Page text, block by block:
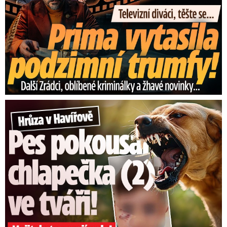
stanovené lhůtě automaticky postoupeno
nadřízenému orgánu, který případ posoudí a
vydá plnohodnotné rozhodnutí,“ uvedl
prezident komoryVladimír Dlouhý.
Topolánek slaví 65: Dvě ženy,
Dalík i Klausova SMS. Vládě
vytkl „sr*čky, ve kterých ...
Komora podle něj sice celkový výsledek
kvituje, nicméně přijaté pozměňovací návrhy
přidávají do systému další závazné
stanovisko. „Tedy razítko navíc, protože zákon
mimo jiné nepočítá s integrací stanoviska
hasičů, což celé stavební řízení nepochybně
Hrůza v Havířově: Pes pokousal chlapečka (2) ve tváři!